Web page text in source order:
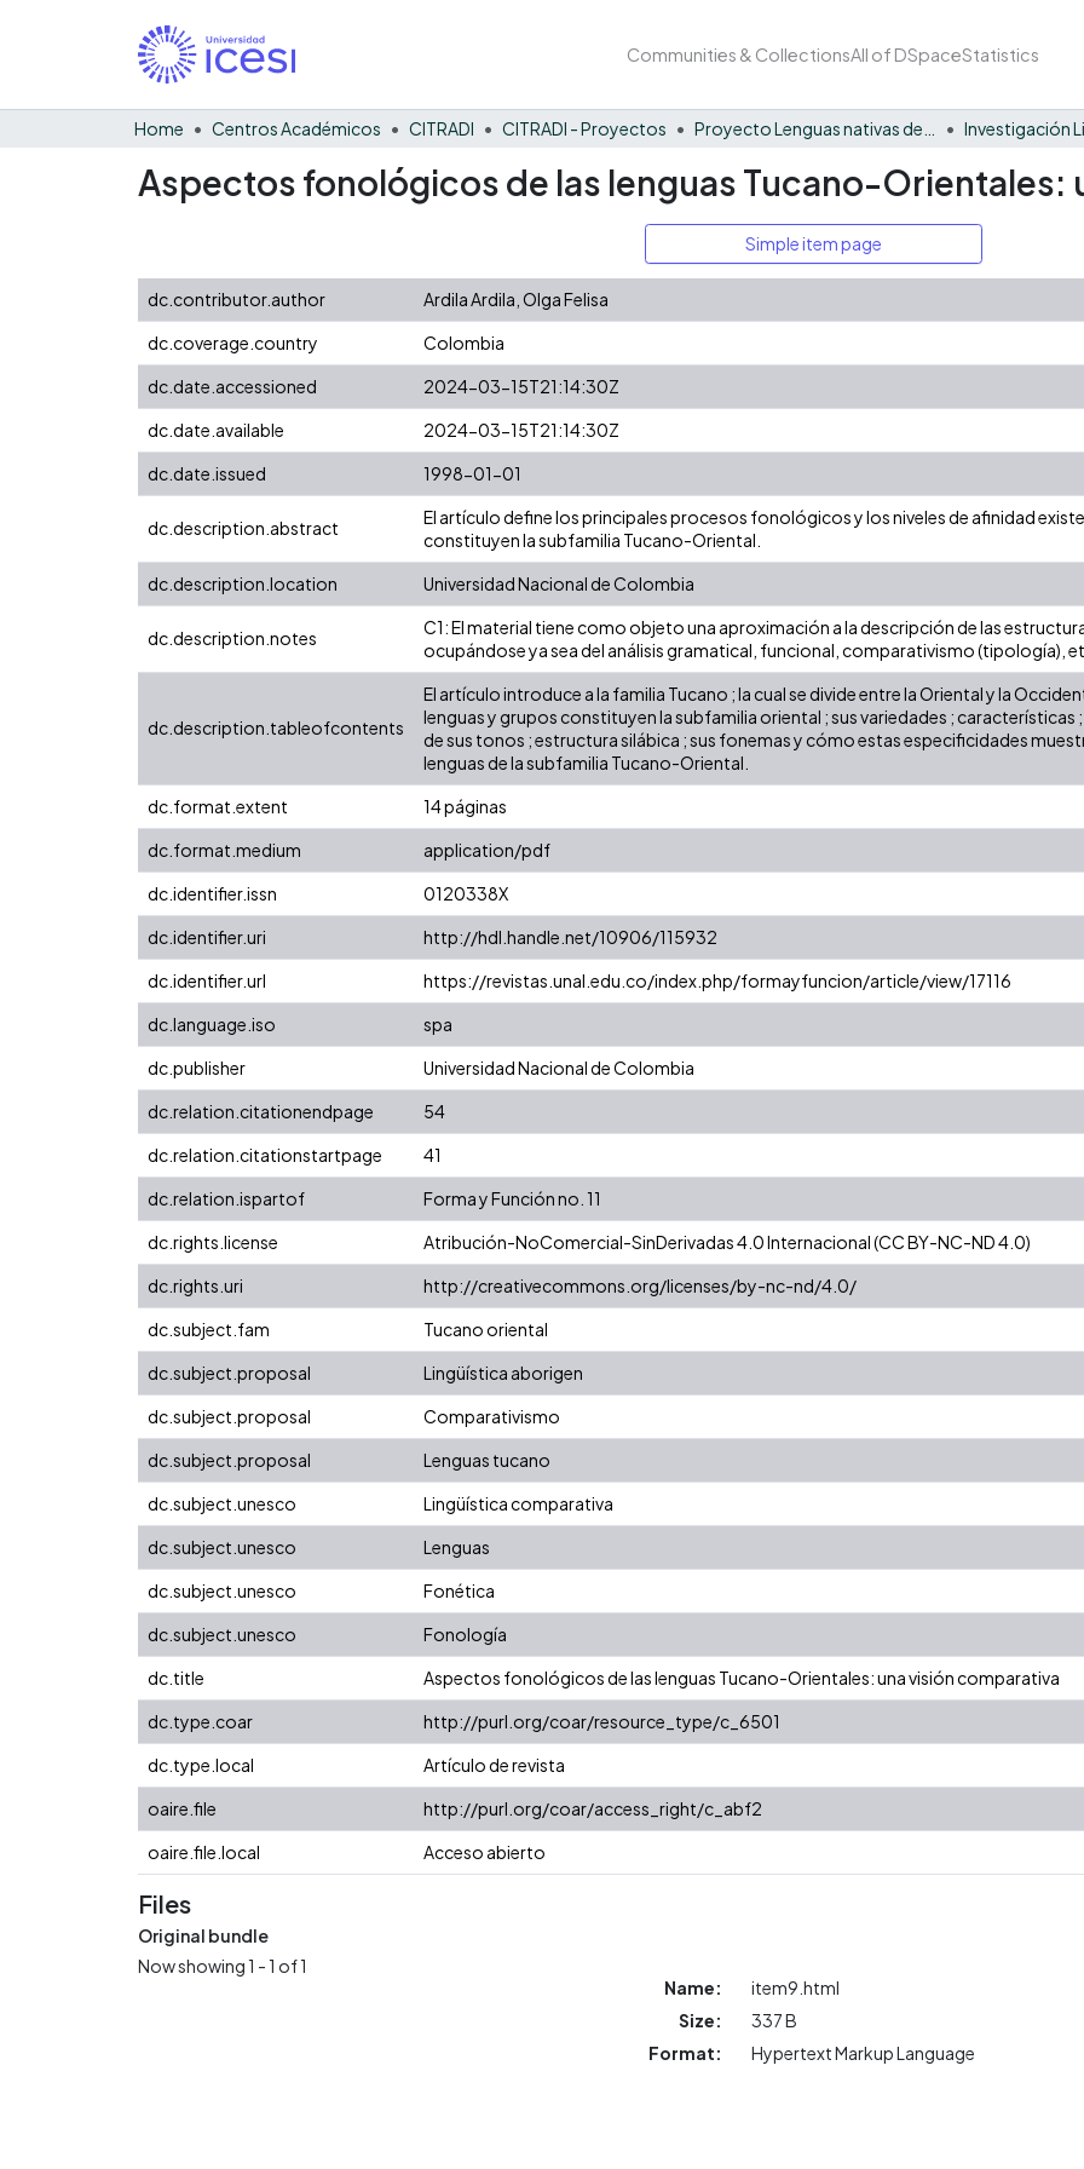
Communities & CollectionsAll of DSpaceStatistics
Home Centros Académicos CITRADI CITRADI - Proyectos Investigación
Aspectos fonológicos de las lenguas Tucano-Orientales:
Simple item page
dc.contributor.author
Ardila Ardila, Olga Felisa
dc.coverage.country
Colombia
dc.date.accessioned
2024-03-15T21:14:30Z
dc.date.available
2024-03-15T21:14:30Z
dc.date.issued
1998-01-01
dc.description.abstract
El artículo define los principales procesos fonológicos y los niveles de afinidad
constituyen la subfamilia Tucano-Oriental.
dc.description.location Universidad Nacional de Colombia
dc.description.notes
C1: El material tiene como objeto una aproximación a la descripción de las
ocupándose ya sea del análisis gramatical, funcional, comparativismo (tipología),
dc.description.tableofcontents
El artículo introduce a la familia Tucano ; la cual se divide entre la Oriental y la
lenguas y grupos constituyen la subfamilia oriental ; sus variedades ;
de sus tonos ; estructura silábica ; sus fonemas y cómo estas especificidades
lenguas de la subfamilia Tucano-Oriental.
dc.format.extent
14 páginas
dc.format.medium
application/pdf
dc.identifier.issn
0120338X
dc.identifier.uri
http://hdl.handle.net/10906/115932
dc.identifier.url
https://revistas.unal.edu.co/index.php/formayfuncion/article/view/17116
dc.language.iso
spa
dc.publisher
Universidad Nacional de Colombia
dc.relation.citationendpage
54
dc.relation.citationstartpage
41
dc.relation.ispartof
Forma y Función no. 11
dc.rights.license
Atribución-NoComercial-SinDerivadas 4.0 Internacional (CC BY-NC-ND 4.0)
dc.rights.uri
http://creativecommons.org/licenses/by-nc-nd/4.0/
dc.subject.fam
Tucano oriental
dc.subject.proposal
Lingüística aborigen
dc.subject.proposal
Comparativismo
dc.subject.proposal
Lenguas tucano
dc.subject.unesco
Lingüística comparativa
dc.subject.unesco
Lenguas
dc.subject.unesco
Fonética
dc.subject.unesco
Fonología
dc.title
Aspectos fonológicos de las lenguas Tucano-Orientales: una visión comparativa
dc.type.coar
http://purl.org/coar/resource_type/c_6501
dc.type.local
Artículo de revista
oaire.file
http://purl.org/coar/access_right/c_abf2
oaire.file.local
Acceso abierto
Files
Original bundle
Now showing1 - 1 of 1
Name:
item9.html
Size:
337 B
Format:
Hypertext Markup Language